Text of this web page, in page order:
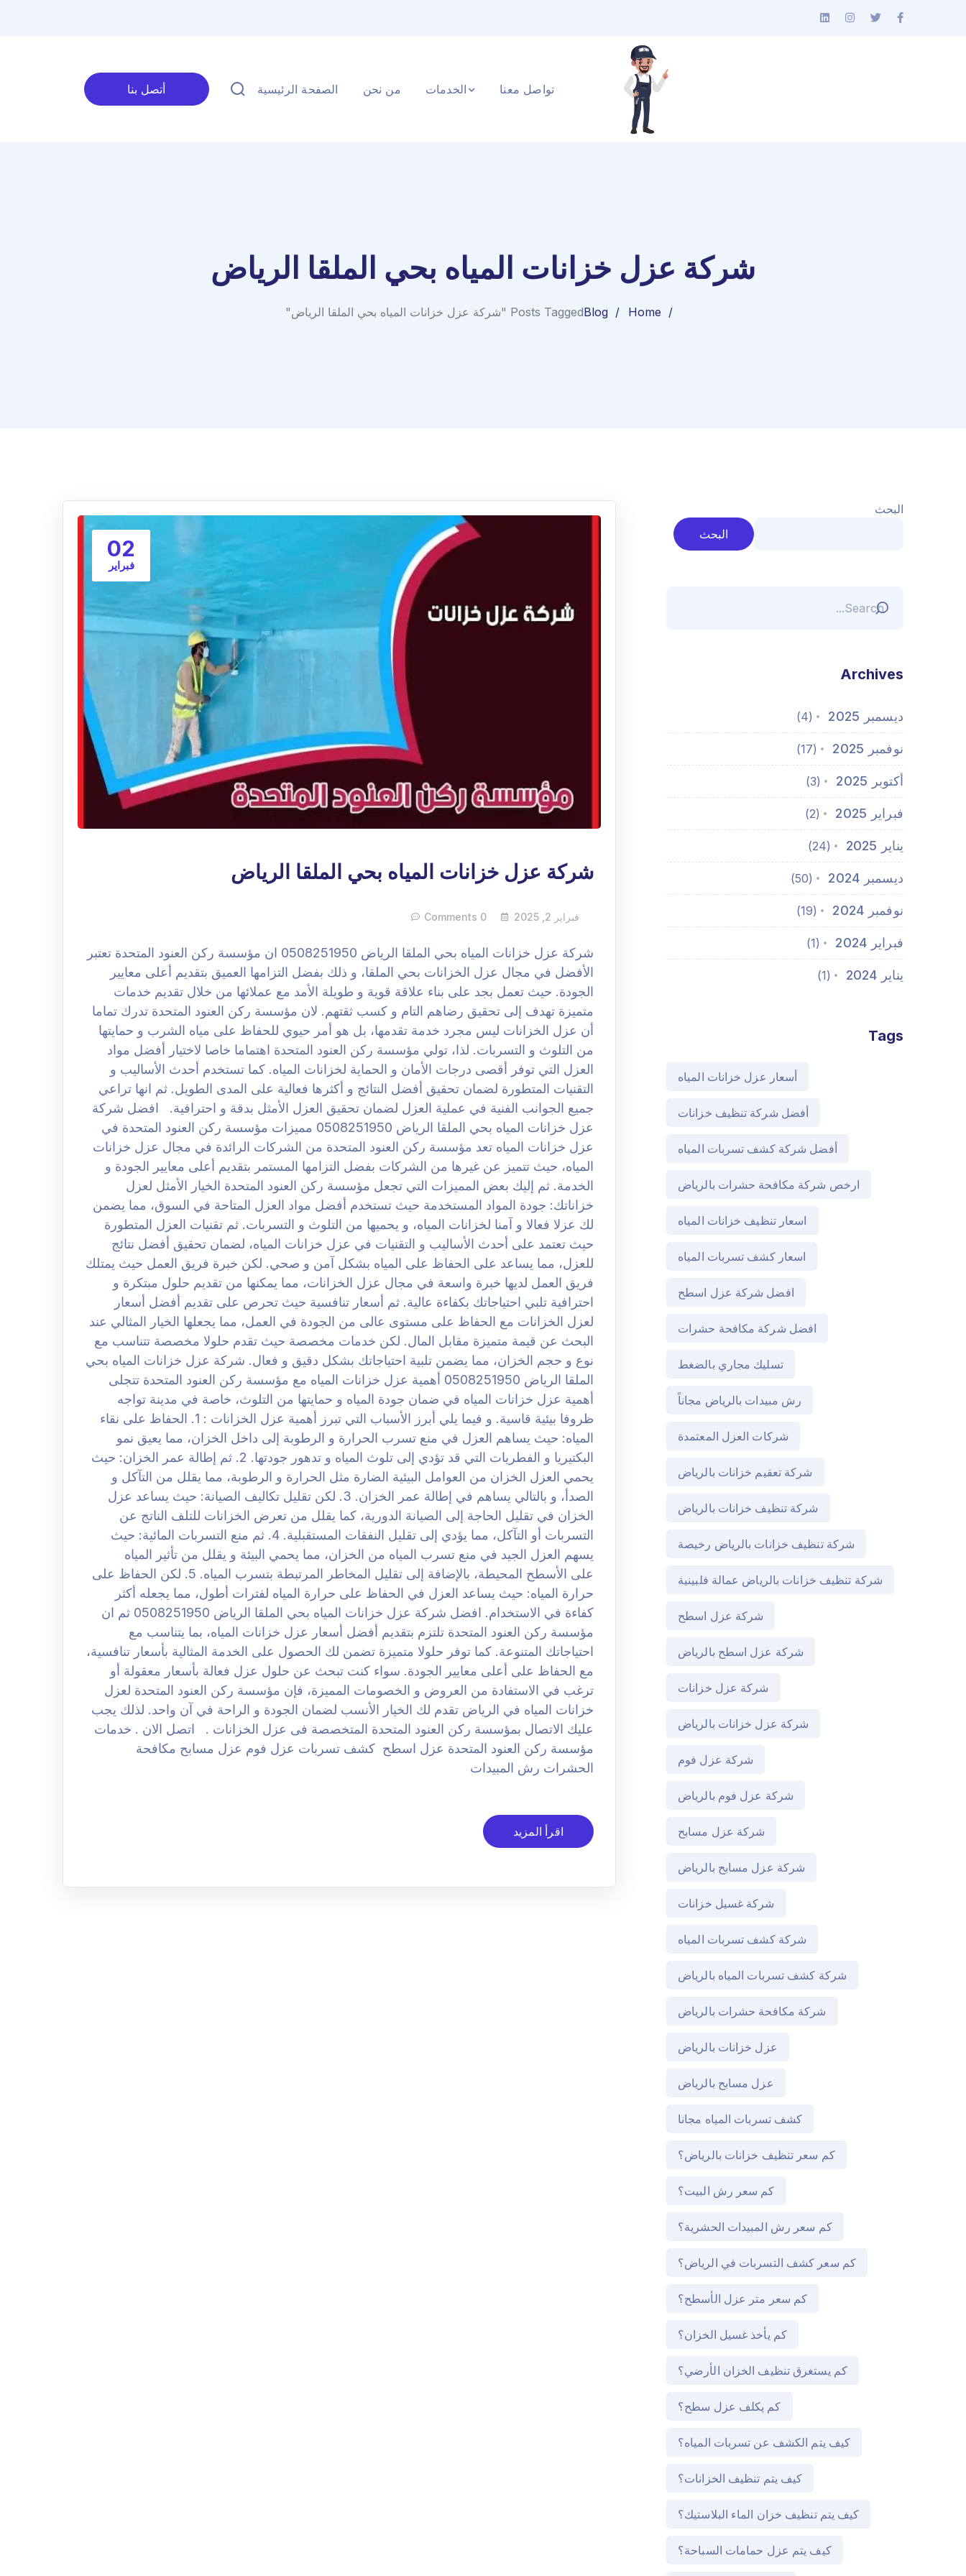
الصفحة الرئيسية من نحن الخدمات تواصل معنا أتصل بنا
شركة عزل خزانات المياه بحي الملقا الرياض
Home
BlogPosts Tagged "شركة عزل خزانات المياه بحي الملقا الرياض"
02
فبراير
شركة عزل خزانات المياه بحي الملقا الرياض
فبراير 2, 2025 0 Comments
شركة عزل خزانات المياه بحي الملقا الرياض 0508251950 ان مؤسسة ركن العنود المتحدة تعتبر
الأفضل في مجال عزل الخزانات بحي الملقا، و ذلك بفضل التزامها العميق بتقديم أعلى معايير
الجودة. حيث تعمل بجد على بناء علاقة قوية و طويلة الأمد مع عملائها من خلال تقديم خدمات
متميزة تهدف إلى تحقيق رضاهم التام و كسب ثقتهم. لان مؤسسة ركن العنود المتحدة تدرك تماما
أن عزل الخزانات ليس مجرد خدمة تقدمها، بل هو أمر حيوي للحفاظ على مياه الشرب و حمايتها
من التلوث و التسربات. لذا، تولي مؤسسة ركن العنود المتحدة اهتماما خاصا لاختيار أفضل مواد
العزل التي توفر أقصى درجات الأمان و الحماية لخزانات المياه. كما تستخدم أحدث الأساليب و
التقنيات المتطورة لضمان تحقيق أفضل النتائج و أكثرها فعالية على المدى الطويل. ثم انها تراعي
جميع الجوانب الفنية في عملية العزل لضمان تحقيق العزل الأمثل بدقة و احترافية. افضل شركة
عزل خزانات المياه بحي الملقا الرياض 0508251950 مميزات مؤسسة ركن العنود المتحدة في
عزل خزانات المياه تعد مؤسسة ركن العنود المتحدة من الشركات الرائدة في مجال عزل خزانات
المياه، حيث تتميز عن غيرها من الشركات بفضل التزامها المستمر بتقديم أعلى معايير الجودة و
الخدمة. ثم إليك بعض المميزات التي تجعل مؤسسة ركن العنود المتحدة الخيار الأمثل لعزل
خزاناتك: جودة المواد المستخدمة حيث تستخدم أفضل مواد العزل المتاحة في السوق، مما يضمن
لك عزلا فعالا و آمنا لخزانات المياه، و يحميها من التلوث و التسربات. ثم تقنيات العزل المتطورة
حيث تعتمد على أحدث الأساليب و التقنيات في عزل خزانات المياه، لضمان تحقيق أفضل نتائج
للعزل، مما يساعد على الحفاظ على المياه بشكل آمن و صحي. لكن خبرة فريق العمل حيث يمتلك
فريق العمل لديها خبرة واسعة في مجال عزل الخزانات، مما يمكنها من تقديم حلول مبتكرة و
احترافية تلبي احتياجاتك بكفاءة عالية. ثم أسعار تنافسية حيث تحرص على تقديم أفضل أسعار
لعزل الخزانات مع الحفاظ على مستوى عالى من الجودة في العمل، مما يجعلها الخيار المثالي عند
البحث عن قيمة متميزة مقابل المال. لكن خدمات مخصصة حيث تقدم حلولا مخصصة تتناسب مع
نوع و حجم الخزان، مما يضمن تلبية احتياجاتك بشكل دقيق و فعال. شركة عزل خزانات المياه بحي
الملقا الرياض 0508251950 أهمية عزل خزانات المياه مع مؤسسة ركن العنود المتحدة تتجلى
أهمية عزل خزانات المياه في ضمان جودة المياه و حمايتها من التلوث، خاصة في مدينة تواجه
ظروفا بيئية قاسية. و فيما يلي أبرز الأسباب التي تبرز أهمية عزل الخزانات : 1. الحفاظ على نقاء
المياه: حيث يساهم العزل في منع تسرب الحرارة و الرطوبة إلى داخل الخزان، مما يعيق نمو
البكتيريا و الفطريات التي قد تؤدي إلى تلوث المياه و تدهور جودتها. 2. ثم إطالة عمر الخزان: حيث
يحمي العزل الخزان من العوامل البيئية الضارة مثل الحرارة و الرطوبة، مما يقلل من التآكل و
الصدأ، و بالتالي يساهم في إطالة عمر الخزان. 3. لكن تقليل تكاليف الصيانة: حيث يساعد عزل
الخزان في تقليل الحاجة إلى الصيانة الدورية، كما يقلل من تعرض الخزانات للتلف الناتج عن
التسربات أو التآكل، مما يؤدي إلى تقليل النفقات المستقبلية. 4. ثم منع التسربات المائية: حيث
يسهم العزل الجيد في منع تسرب المياه من الخزان، مما يحمي البيئة و يقلل من تأثير المياه
على الأسطح المحيطة، بالإضافة إلى تقليل المخاطر المرتبطة بتسرب المياه. 5. لكن الحفاظ على
حرارة المياه: حيث يساعد العزل في الحفاظ على حرارة المياه لفترات أطول، مما يجعله أكثر
كفاءة في الاستخدام. افضل شركة عزل خزانات المياه بحي الملقا الرياض 0508251950 ثم ان
مؤسسة ركن العنود المتحدة تلتزم بتقديم أفضل أسعار عزل خزانات المياه، بما يتناسب مع
احتياجاتك المتنوعة. كما توفر حلولا متميزة تضمن لك الحصول على الخدمة المثالية بأسعار تنافسية،
مع الحفاظ على أعلى معايير الجودة. سواء كنت تبحث عن حلول عزل فعالة بأسعار معقولة أو
ترغب في الاستفادة من العروض و الخصومات المميزة، فإن مؤسسة ركن العنود المتحدة لعزل
خزانات المياه في الرياض تقدم لك الخيار الأنسب لضمان الجودة و الراحة في آن واحد. لذلك يجب
عليك الاتصال بمؤسسة ركن العنود المتحدة المتخصصة فى عزل الخزانات . اتصل الان . خدمات
مؤسسة ركن العنود المتحدة عزل اسطح كشف تسربات عزل فوم عزل مسابح مكافحة
الحشرات رش المبيدات
اقرأ المزيد
البحث
البحث
Archives
ديسمبر 2025 (4)
نوفمبر 2025 (17)
أكتوبر 2025 (3)
فبراير 2025 (2)
يناير 2025 (24)
ديسمبر 2024 (50)
نوفمبر 2024 (19)
فبراير 2024 (1)
يناير 2024 (1)
Tags
أسعار عزل خزانات المياه
أفضل شركة تنظيف خزانات
أفضل شركة كشف تسربات المياه
ارخص شركة مكافحة حشرات بالرياض
اسعار تنظيف خزانات المياه
اسعار كشف تسربات المياه
افضل شركة عزل اسطح
افضل شركة مكافحة حشرات
تسليك مجاري بالضغط
رش مبيدات بالرياض مجاناً
شركات العزل المعتمدة
شركة تعقيم خزانات بالرياض
شركة تنظيف خزانات بالرياض
شركة تنظيف خزانات بالرياض رخيصة
شركة تنظيف خزانات بالرياض عمالة فلبينية
شركة عزل اسطح
شركة عزل اسطح بالرياض
شركة عزل خزانات
شركة عزل خزانات بالرياض
شركة عزل فوم
شركة عزل فوم بالرياض
شركة عزل مسابح
شركة عزل مسابح بالرياض
شركة غسيل خزانات
شركة كشف تسربات المياه
شركة كشف تسربات المياه بالرياض
شركة مكافحة حشرات بالرياض
عزل خزانات بالرياض
عزل مسابح بالرياض
كشف تسربات المياه مجانا
كم سعر تنظيف خزانات بالرياض؟
كم سعر رش البيت؟
كم سعر رش المبيدات الحشرية؟
كم سعر كشف التسربات في الرياض؟
كم سعر متر عزل الأسطح؟
كم يأخذ غسيل الخزان؟
كم يستغرق تنظيف الخزان الأرضي؟
كم يكلف عزل سطح؟
كيف يتم الكشف عن تسربات المياه؟
كيف يتم تنظيف الخزانات؟
كيف يتم تنظيف خزان الماء البلاستيك؟
كيف يتم عزل حمامات السباحة؟